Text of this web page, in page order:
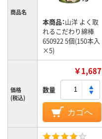
商品名
本商品：山洋 よく取
れるこだわり綿棒
650922 5個(150本入
×5)
価格
(税込)
￥1,687
数量
カゴへ